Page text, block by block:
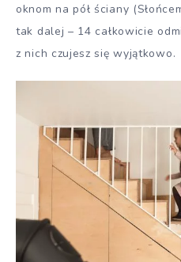
oknom na pół ściany
tak dalej – 14 całkowicie
z nich czujesz się wyjątkowo.